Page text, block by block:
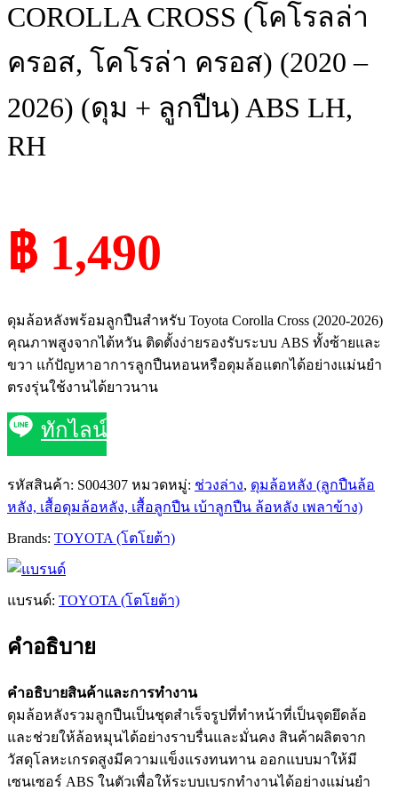
COROLLA CROSS (โคโรลล่า
ครอส, โคโรล่า ครอส) (2020 –
2026) (ดุม + ลูกปืน) ABS LH,
RH
฿ 1,490
ดุมล้อหลังพร้อมลูกปืนสำหรับ Toyota Corolla Cross (2020-2026)
คุณภาพสูงจากไต้หวัน ติดตั้งง่ายรองรับระบบ ABS ทั้งซ้ายและ
ขวา แก้ปัญหาอาการลูกปืนหอนหรือดุมล้อแตกได้อย่างแม่นยำ
ตรงรุ่นใช้งานได้ยาวนาน
ทักไลน์
รหัสสินค้า: S004307 หมวดหมู่: ช่วงล่าง, ดุมล้อหลัง (ลูกปืนล้อ
หลัง, เสื้อดุมล้อหลัง, เสื้อลูกปืน เบ้าลูกปืน ล้อหลัง เพลาข้าง)
Brands: TOYOTA (โตโยต้า)
แบรนด์: TOYOTA (โตโยต้า)
คำอธิบาย
คำอธิบายสินค้าและการทำงาน
ดุมล้อหลังรวมลูกปืนเป็นชุดสำเร็จรูปที่ทำหน้าที่เป็นจุดยึดล้อ
และช่วยให้ล้อหมุนได้อย่างราบรื่นและมั่นคง สินค้าผลิตจาก
วัสดุโลหะเกรดสูงมีความแข็งแรงทนทาน ออกแบบมาให้มี
เซนเซอร์ ABS ในตัวเพื่อให้ระบบเบรกทำงานได้อย่างแม่นยำ